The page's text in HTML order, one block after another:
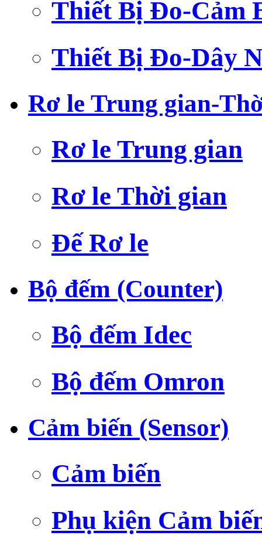
Thiết Bị Đo-Cảm
Thiết Bị Đo-Dây
Rơ le Trung gian-
Rơ le Trung gian
Rơ le Thời gian
Đế Rơ le
Bộ đếm (Counter)
Bộ đếm Idec
Bộ đếm Omron
Cảm biến (Sensor)
Cảm biến
Phụ kiện Cảm